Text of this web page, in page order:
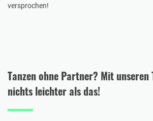
versprochen!
Tanzen ohne Partner? Mit unseren
nichts leichter als das!